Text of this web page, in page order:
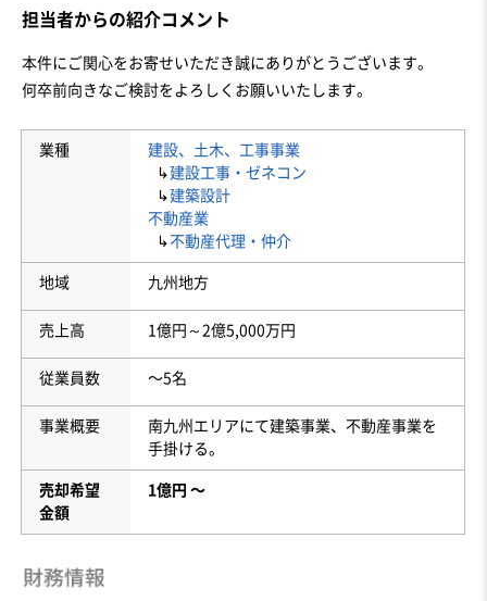
担当者からの紹介コメント
本件にご関心をお寄せいただき誠にありがとうございます。
何卒前向きなご検討をよろしくお願いいたします。
業種
建設、土木、工事事業
↳建設工事・ゼネコン
↳建築設計
不動産業
↳ 不動産代理・仲介
地域 九州地方
売上高 1億円～2億5,000万円
従業員数 〜5名
事業概要
南九州エリアにて建築事業、不動産事業を
手掛ける。
売却希望
金額
1億円 〜